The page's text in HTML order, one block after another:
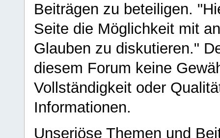
Beiträgen zu beteiligen.
Seite die Möglichkeit mit
Glauben zu diskutieren."
diesem Forum keine
Vollständigkeit oder
Informationen.
Unseriöse Themen und